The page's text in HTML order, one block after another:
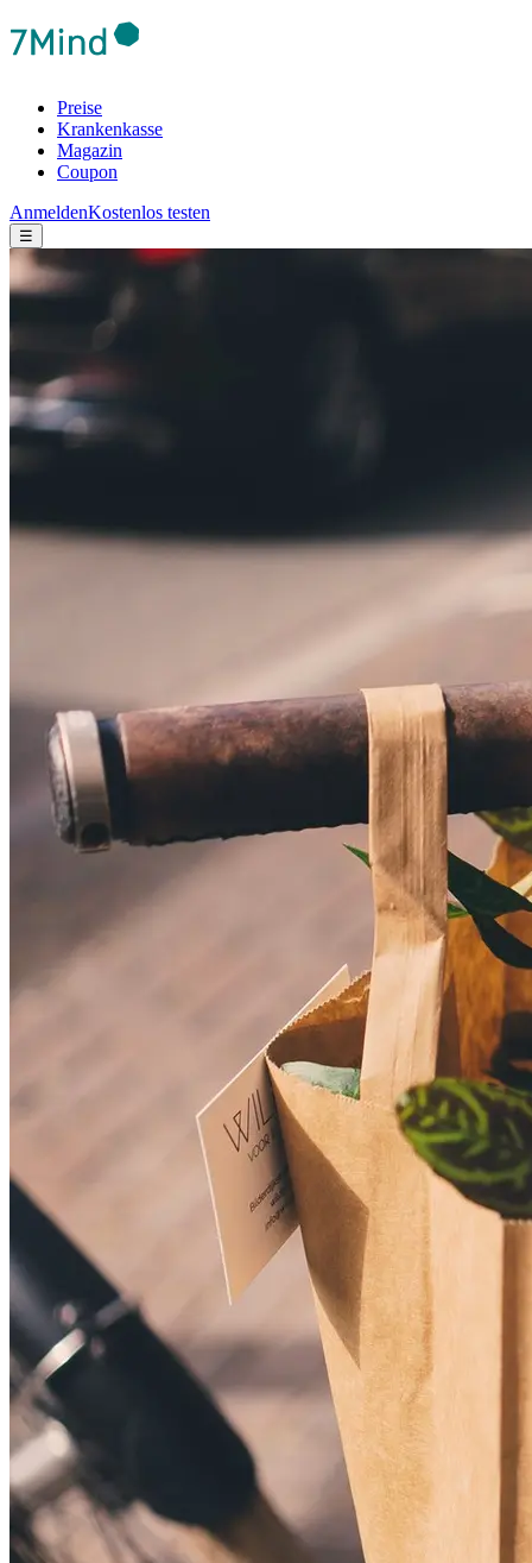
Preise
Krankenkasse
Magazin
Coupon
AnmeldenKostenlos testen
☰